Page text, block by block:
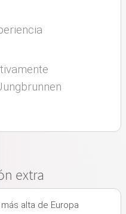
extra
alta de Europa